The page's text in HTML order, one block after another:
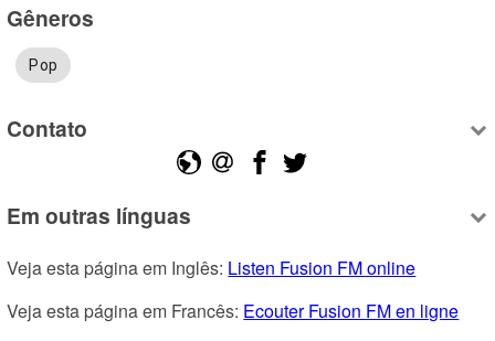
Gêneros
Pop
Contato
Em outras línguas
Veja esta página em Inglês: Listen Fusion FM online
Veja esta página em Francês: Ecouter Fusion FM en ligne